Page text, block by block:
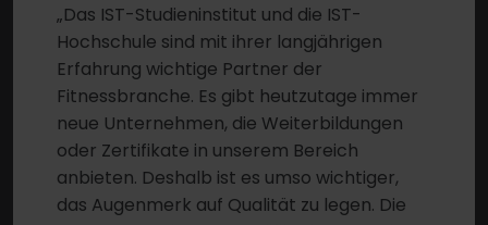
„Das IST-Studieninstitut und die IST-
Hochschule sind mit ihrer langjährigen
Erfahrung wichtige Partner der
Fitnessbranche. Es gibt heutzutage immer
neue Unternehmen, die Weiterbildungen
oder Zertifikate in unserem Bereich
anbieten. Deshalb ist es umso wichtiger,
das Augenmerk auf Qualität zu legen. Die